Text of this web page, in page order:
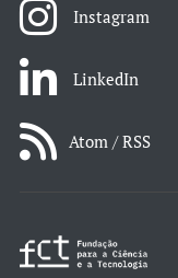
Instagram
LinkedIn
Atom / RSS